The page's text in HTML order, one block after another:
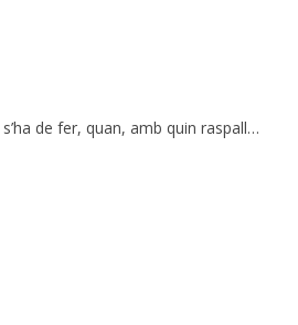
de fer, quan, amb quin raspall…